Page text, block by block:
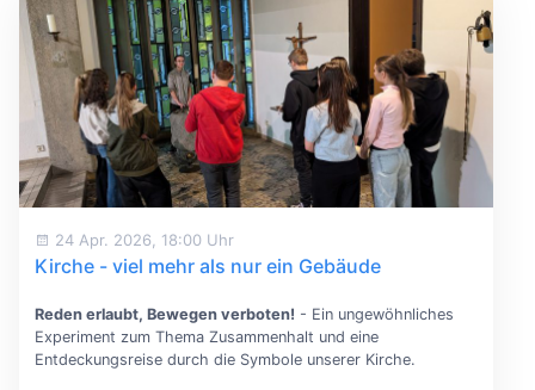
24 Apr. 2026, 18:00 Uhr
Kirche - viel mehr als nur ein Gebäude
Reden erlaubt, Bewegen verboten! - Ein ungewöhnliches
Experiment zum Thema Zusammenhalt und eine
Entdeckungsreise durch die Symbole unserer Kirche.